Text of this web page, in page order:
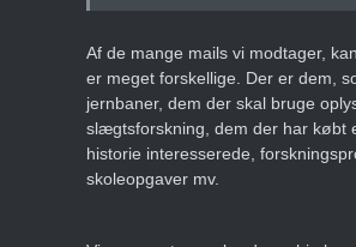
Af de mange mails vi modtager,
er meget forskellige. Der er dem,
jernbaner, dem der skal bruge
slægtsforskning, dem der har købt
historie interesserede,
skoleopgaver mv.